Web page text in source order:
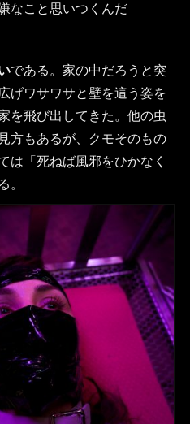
なこと思いつくんだ
である。家の中だろうと突
げワサワサと壁を這う姿を
を飛び出してきた。他の虫
方もあるが、クモそのもの
は「死ねば風邪をひかなく
。